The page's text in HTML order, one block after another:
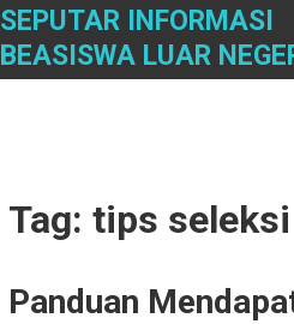
Skip
content
SEPUTAR INFORMASI
BEASISWA LUAR
Tag: tips
Panduan